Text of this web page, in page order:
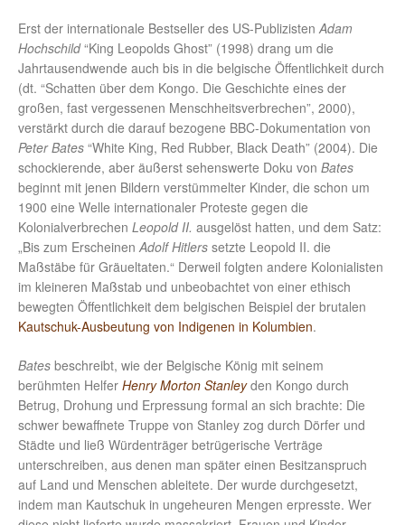
Erst der internationale Bestseller des US-PublizistenAdam
Hochschild“King Leopolds Ghost” (1998) drang um die
Jahrtausendwende auch bis in die belgische Öffentlichkeit durch
(dt. “Schatten über dem Kongo. Die Geschichte eines der
großen, fast vergessenen Menschheitsverbrechen”, 2000),
verstärkt durch die darauf bezogene BBC-Dokumentation von
Peter Bates “White King, Red Rubber, Black Death” (2004). Die
schockierende, aber äußerst sehenswerte Doku von Bates
beginnt mit jenen Bildern verstümmelter Kinder, die schon um
1900 eine Welle internationaler Proteste gegen die
Kolonialverbrechen Leopold II. ausgelöst hatten, und dem Satz:
„Bis zum ErscheinenAdolf Hitlers setzte Leopold II. die
Maßstäbe für Gräueltaten.“ Derweil folgten andere Kolonialisten
im kleineren Maßstab und unbeobachtet von einer ethisch
bewegten Öffentlichkeit dem belgischen Beispiel der brutalen
Kautschuk-Ausbeutung von Indigenen in Kolumbien.
Bates beschreibt, wie der Belgische König mit seinem
berühmten Helfer Henry Morton Stanleyden Kongo durch
Betrug, Drohung und Erpressung formal an sich brachte: Die
schwer bewaffnete Truppe von Stanley zog durch Dörfer und
Städte und ließ Würdenträger betrügerische Verträge
unterschreiben, aus denen man später einen Besitzanspruch
auf Land und Menschen ableitete. Der wurde durchgesetzt,
indem man Kautschuk in ungeheuren Mengen erpresste. Wer